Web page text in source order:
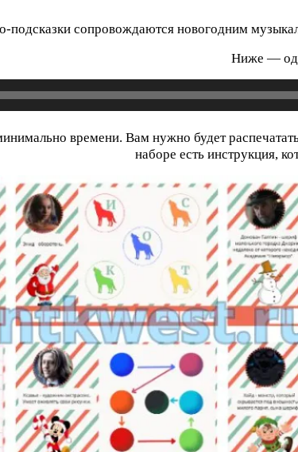
подсказки сопровождаются новогодним
Ниже —
времени. Вам нужно будет
наборе есть инструкция,